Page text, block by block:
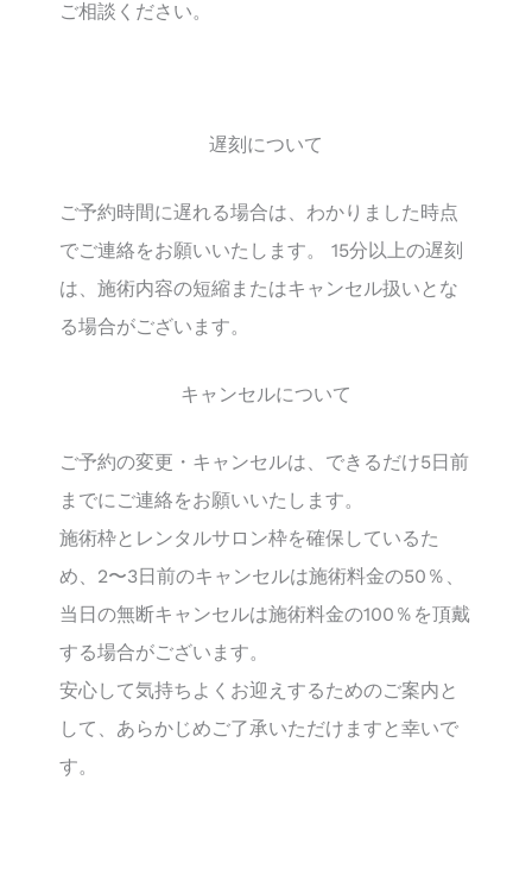
ご相談ください。
遅刻について
ご予約時間に遅れる場合は、わかりました時点
でご連絡をお願いいたします。 15分以上の遅刻
は、施術内容の短縮またはキャンセル扱いとな
る場合がございます。
キャンセルについて
ご予約の変更・キャンセルは、できるだけ5日前
までにご連絡をお願いいたします。
施術枠とレンタルサロン枠を確保しているた
め、2〜3日前のキャンセルは施術料金の50％、
当日の無断キャンセルは施術料金の100％を頂戴
する場合がございます。
安心して気持ちよくお迎えするためのご案内と
して、あらかじめご了承いただけますと幸いで
す。